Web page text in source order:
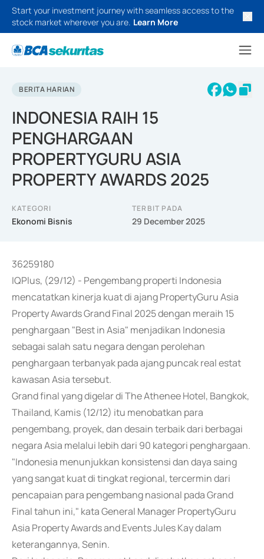
Start your investment journey with seamless access to the
stock market wherever you are. Learn More
BERITA HARIAN
INDONESIA RAIH 15
PENGHARGAAN
PROPERTYGURU ASIA
PROPERTY AWARDS 2025
KATEGORI
Ekonomi Bisnis
TERBIT PADA
29 December 2025
36259180
IQPlus, (29/12) - Pengembang properti Indonesia
mencatatkan kinerja kuat di ajang PropertyGuru Asia
Property Awards Grand Final 2025 dengan meraih 15
penghargaan "Best in Asia" menjadikan Indonesia
sebagai salah satu negara dengan perolehan
penghargaan terbanyak pada ajang puncak real estat
kawasan Asia tersebut.
Grand final yang digelar di The Athenee Hotel, Bangkok,
Thailand, Kamis (12/12) itu menobatkan para
pengembang, proyek, dan desain terbaik dari berbagai
negara Asia melalui lebih dari 90 kategori penghargaan.
"Indonesia menunjukkan konsistensi dan daya saing
yang sangat kuat di tingkat regional, tercermin dari
pencapaian para pengembang nasional pada Grand
Final tahun ini," kata General Manager PropertyGuru
Asia Property Awards and Events Jules Kay dalam
keterangannya, Senin.